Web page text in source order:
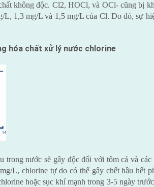
không độc. Cl2, HOCl, và OCl- cũng bị
1,3 mg/L và 1,5 mg/L của Cl. Do đó, sự
hóa chất xử lý nước chlorine
nước sẽ gây độc đối với tôm cá và
L, chlorine tự do có thể gây chết hầu hết
hoặc sục khí mạnh trong 3-5 ngày